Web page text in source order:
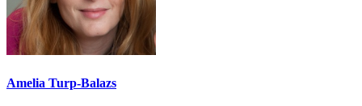
Amelia Turp-Balazs